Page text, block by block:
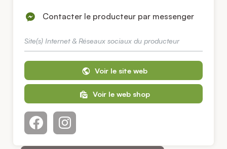
Contacter le producteur par messenger
Site(s) Internet & Réseaux sociaux du producteur
Voir le site web
Voir le web shop